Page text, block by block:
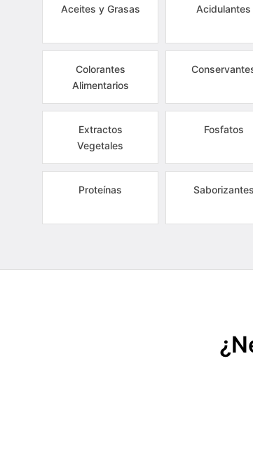
Aceites y Grasas Acidulantes
Colorantes
Alimentarios
Extractos
Vegetales
Fosfatos
Proteínas Saborizantes